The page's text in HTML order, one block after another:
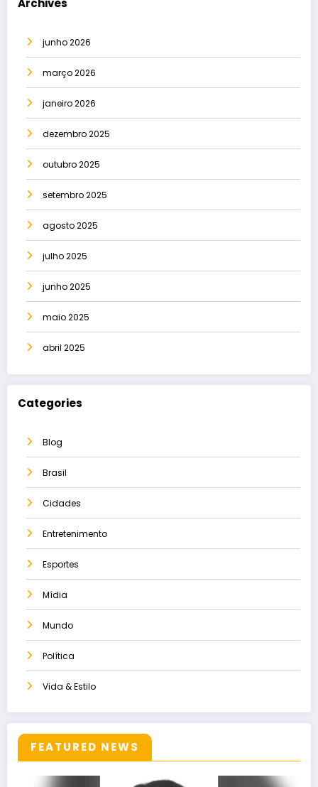
Archives
junho 2026
março 2026
janeiro 2026
dezembro 2025
outubro 2025
setembro 2025
agosto 2025
julho 2025
junho 2025
maio 2025
abril 2025
Categories
Blog
Brasil
Cidades
Entretenimento
Esportes
Mídia
Mundo
Política
Vida & Estilo
FEATURED NEWS